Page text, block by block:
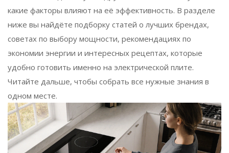
какие факторы влияют на её эффективность. В разделе
ниже вы найдёте подборку статей о лучших брендах,
советах по выбору мощности, рекомендациях по
экономии энергии и интересных рецептах, которые
удобно готовить именно на электрической плите.
Читайте дальше, чтобы собрать все нужные знания в
одном месте.